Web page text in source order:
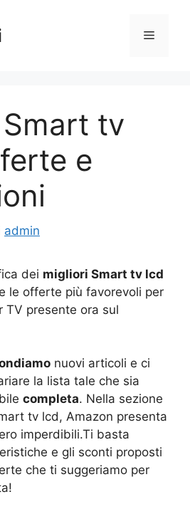
Menu
tv
e
admin
dei migliori Smart tv lcd
le offerte più favorevoli per
TV presente ora sul
nuovi articoli e ci
la lista tale che sia
completa. Nella sezione
tv lcd, Amazon presenta
imperdibili.Ti basta
e gli sconti proposti
che ti suggeriamo per